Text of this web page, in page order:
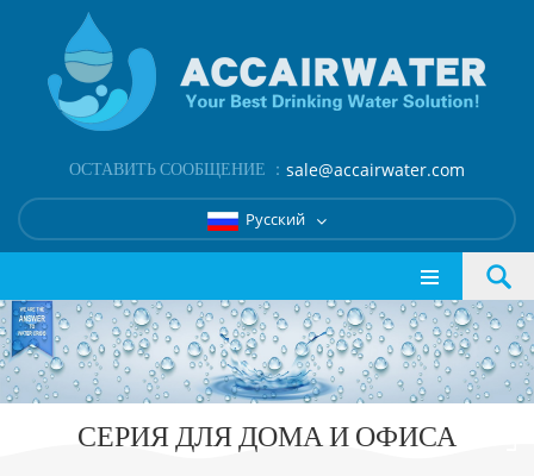
ОСТАВИТЬ СООБЩЕНИЕ ： sale@accairwater.com
Русский
СЕРИЯ ДЛЯ ДОМА И ОФИСА